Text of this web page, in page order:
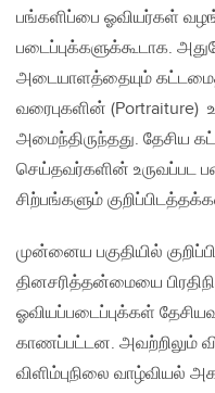
பங்களிப்பை ஓவியர்கள்
படைப்புக்களுக்கூடாக.
அடையாளத்தையும்
வரைபுகளின்
அமைந்திருந்தது. தேசிய
செய்தவர்களின் உருவப்பட
சிற்பங்களும்
முன்னைய பகுதியில்
தினசரித்தன்மையை
ஓவியப்படைப்புக்கள்
காணப்பட்டன. அவற்றிலும்
விளிம்புநிலை வாழ்வியல்